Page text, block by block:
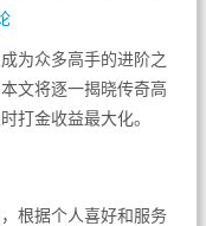
为众多高手的进阶之
文将逐一揭晓传奇高
打金收益最大化。
根据个人喜好和服务